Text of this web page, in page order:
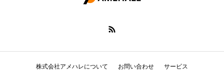
株式会社アメハレについて お問い合わせ サービス